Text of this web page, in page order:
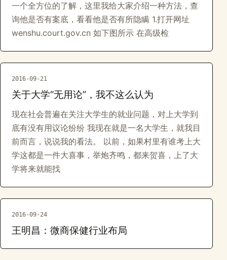
一个全方位的了解，这里我给大家介绍一种方法，查
询他是否有案底，看看他是否有所隐瞒 1.打开网址
wenshu.court.gov.cn 如下图所示 在高级检
2016-09-21
关于大学“无用论”，我不这么认为
现在社会普遍在关注大学生的就业问题，对上大学到
底有没有用议论纷纷 我现在就是一名大学生，就我目
前而言，说说我的看法。 以前，如果村里有谁考上大
学这都是一件大喜事，举炮齐鸣，都来贺喜，上了大
学将来就能找
2016-09-24
王明昌：微商保健行业布局